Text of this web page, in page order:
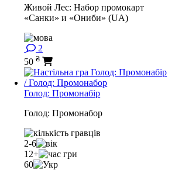
Живой Лес: Набор промокарт
«Санки» и «Ониби» (UA)
2
50₴
Голод: Промонабір
Голод: Промонабор
2-6
12+
60